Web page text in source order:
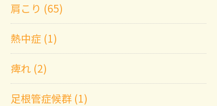
肩こり (65)
熱中症 (1)
痺れ (2)
足根管症候群 (1)